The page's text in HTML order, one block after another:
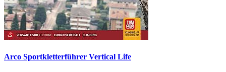
Arco Sportkletterführer Vertical Life